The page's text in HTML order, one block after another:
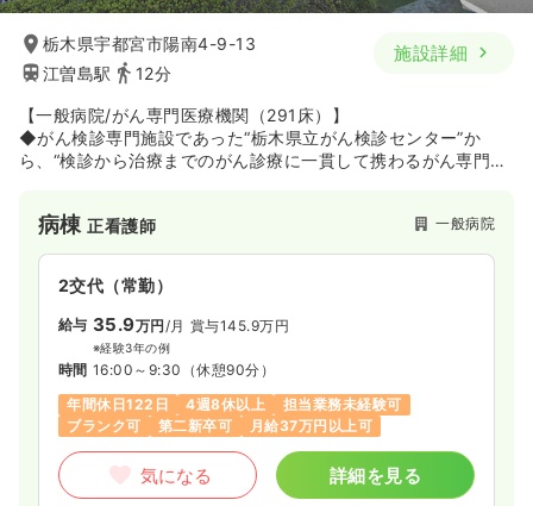
栃木県宇都宮市陽南4-9-13
江曽島駅
12分
施設詳細
【一般病院/がん専門医療機関（291床）】
◆がん検診専門施設であった“栃木県立がん検診センター”か
ら、“検診から治療までのがん診療に一貫して携わるがん専門医
設（平成17年）を経て、2016年4月1日より地方独立行政法人と
して新たにスタートしました。2021年度から新しく5大事業を
本格的に事業展開していくため、2022年度、研究所のリニュー
アルを行いました。今後も基本理念として「学問(Philosophy)
に裏付けられた最高の技術(Art)を愛のこころ(Humanity)で県民
の皆様に提供します」を掲げて、県民の皆様から一番頼りにさ
れる病院となることを目指して運営されています。
病棟正看護師 一般病院
2交代（常勤）
給与 35.9万円 /月 賞与145.9万円
※経験3年の例
時間 16:00～9:30 （休憩90分）
年間休日122日
4週8休以上
担当業務未経験可
ブランク可
第二新卒可 月給37万円以上可
気になる 詳細を見る